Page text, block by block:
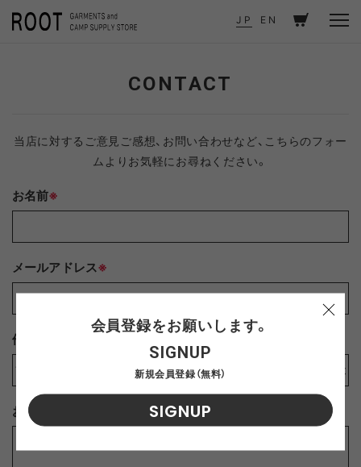
JP EN
TOP CONTACT
CONTACT
当店に対するご意見ご感想、お問い合わせなど、こちらのフォー
ムよりお気軽にお尋ねください。
お名前※
メールアドレス※
件名
お問合せ内容
会員登録をお願いします。
SIGNUP
新規会員登録（無料）
SIGNUP